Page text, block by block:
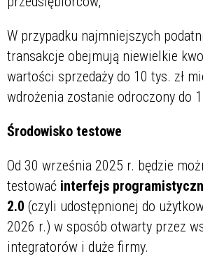
W przypadku najmniejszych
transakcje obejmują niewielkie
wartości sprzedaży do 10 tys. zł
wdrożenia zostanie odroczony do
Środowisko testowe
Od 30 września 2025 r. będzie
testować interfejs
2.0 (czyli udostępnionej do
2026 r.) w sposób otwarty przez
integratorów i duże firmy.